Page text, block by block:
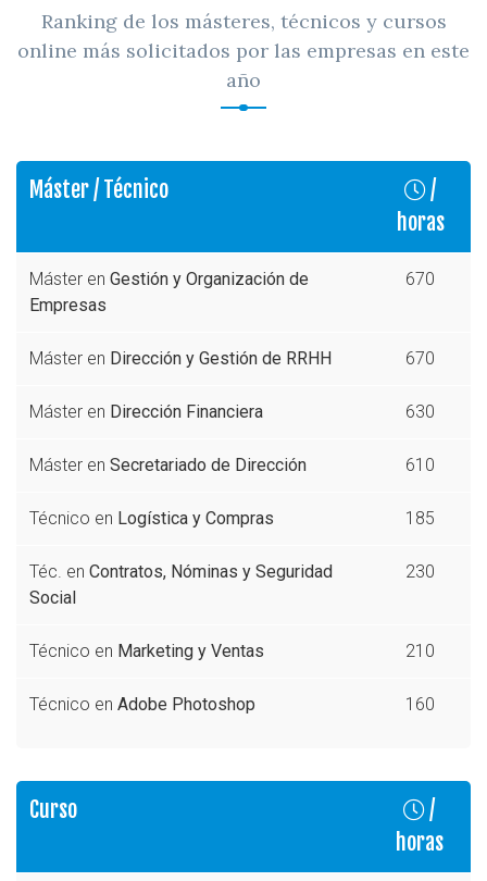
Ranking de los másteres, técnicos y cursos
online más solicitados por las empresas en este
año
Máster / Técnico
/
horas
Máster en Gestión y Organización de
Empresas
670
Máster en Dirección y Gestión de RRHH 670
Máster en Dirección Financiera 630
Máster en Secretariado de Dirección 610
Técnico en Logística y Compras 185
Téc. en Contratos, Nóminas y Seguridad
Social
230
Técnico en Marketing y Ventas 210
Técnico en Adobe Photoshop 160
Curso
/
horas